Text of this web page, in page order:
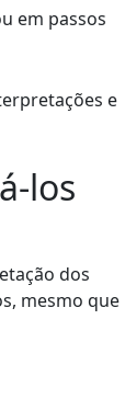
em passos
e
los
dos
mesmo que